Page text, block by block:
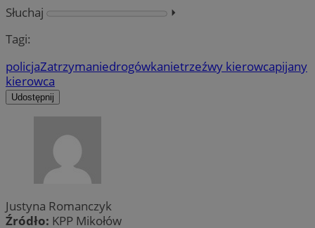
Słuchaj
⏵︎
Tagi:
policjaZatrzymaniedrogówkanietrzeźwy kierowcapijany
kierowca
Udostępnij
Justyna Romanczyk
Źródło: KPP Mikołów